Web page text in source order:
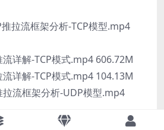
拉流框架分析-TCP模型.mp4
详解-TCP模式.mp4 606.72M
详解-TCP模式.mp4 104.13M
流框架分析-UDP模型.mp4